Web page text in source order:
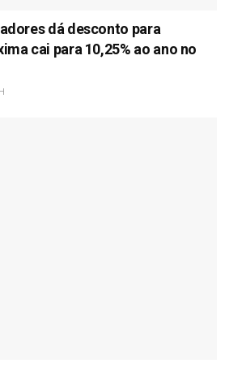
dá desconto para
cai para 10,25% ao ano no